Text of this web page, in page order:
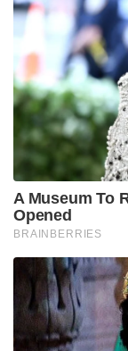
A Museum To
Opened
BRAINBERRIES